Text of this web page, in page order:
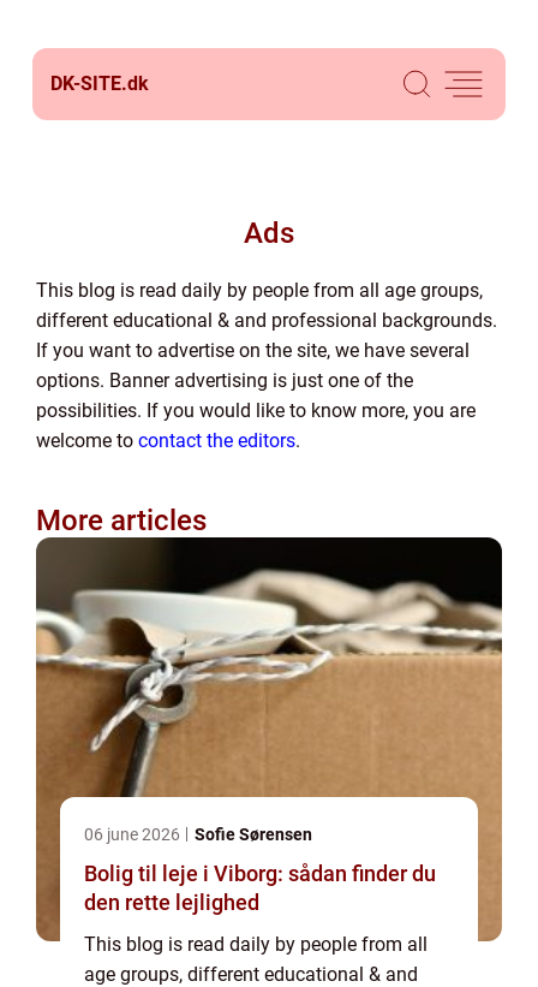
DK-SITE.dk
Ads
This blog is read daily by people from all age groups,
different educational & and professional backgrounds.
If you want to advertise on the site, we have several
options. Banner advertising is just one of the
possibilities. If you would like to know more, you are
welcome to contact the editors.
More articles
06 june 2026 Sofie Sørensen
Bolig til leje i Viborg: sådan finder du
den rette lejlighed
This blog is read daily by people from all
age groups, different educational & and